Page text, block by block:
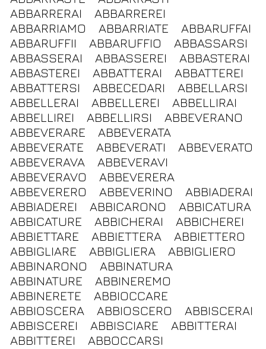
ABBARRERAI
ABBARREREI
ABBARRIAMO
ABBARRIATE
ABBARUFFAI
ABBARUFFII
ABBARUFFIO
ABBASSARSI
ABBASSERAI
ABBASSEREI
ABBASTERAI
ABBASTEREI
ABBATTERAI
ABBATTEREI
ABBATTERSI
ABBECEDARI
ABBELLARSI
ABBELLERAI
ABBELLEREI
ABBELLIRAI
ABBELLIREI
ABBELLIRSI
ABBEVERANO
ABBEVERARE
ABBEVERATA
ABBEVERATE
ABBEVERATI
ABBEVERATO
ABBEVERAVA
ABBEVERAVI
ABBEVERAVO
ABBEVERERA
ABBEVERERO
ABBEVERINO
ABBIADERAI
ABBIADEREI
ABBICARONO
ABBICATURA
ABBICATURE
ABBICHERAI
ABBICHEREI
ABBIETTARE
ABBIETTERA
ABBIETTERO
ABBIGLIARE
ABBIGLIERA
ABBIGLIERO
ABBINARONO
ABBINATURA
ABBINATURE
ABBINEREMO
ABBINERETE
ABBIOCCARE
ABBIOSCERA
ABBIOSCERO
ABBISCERAI
ABBISCEREI
ABBISCIARE
ABBITTERAI
ABBITTEREI
ABBOCCARSI